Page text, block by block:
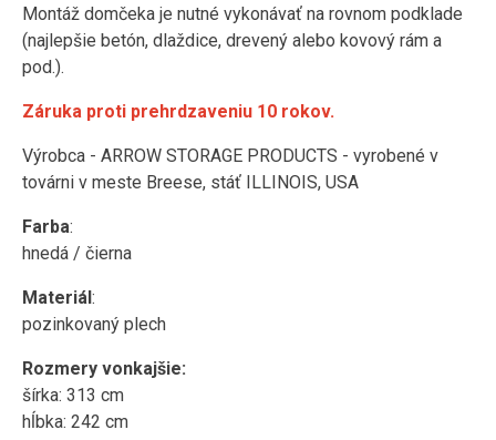
Montáž domčeka je nutné vykonávať na rovnom podklade
(najlepšie betón, dlaždice, drevený alebo kovový rám a
pod.).
Záruka proti prehrdzaveniu 10 rokov.
Výrobca - ARROW STORAGE PRODUCTS - vyrobené v
továrni v meste Breese, stáť ILLINOIS, USA
Farba:
hnedá / čierna
Materiál:
pozinkovaný plech
Rozmery vonkajšie:
šírka: 313 cm
hĺbka: 242 cm